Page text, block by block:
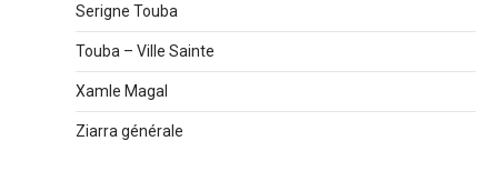
Serigne Touba
Touba – Ville Sainte
Xamle Magal
Ziarra générale